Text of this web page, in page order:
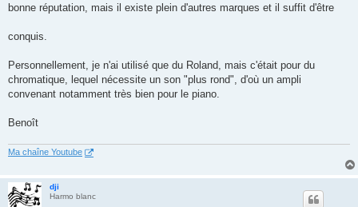
bonne réputation, mais il existe plein d'autres marques et il suffit d'être
conquis.
Personnellement, je n'ai utilisé que du Roland, mais c'était pour du
chromatique, lequel nécessite un son "plus rond", d'où un ampli
convenant notamment très bien pour le piano.
Benoît
Ma chaîne Youtube
dji
Harmo blanc